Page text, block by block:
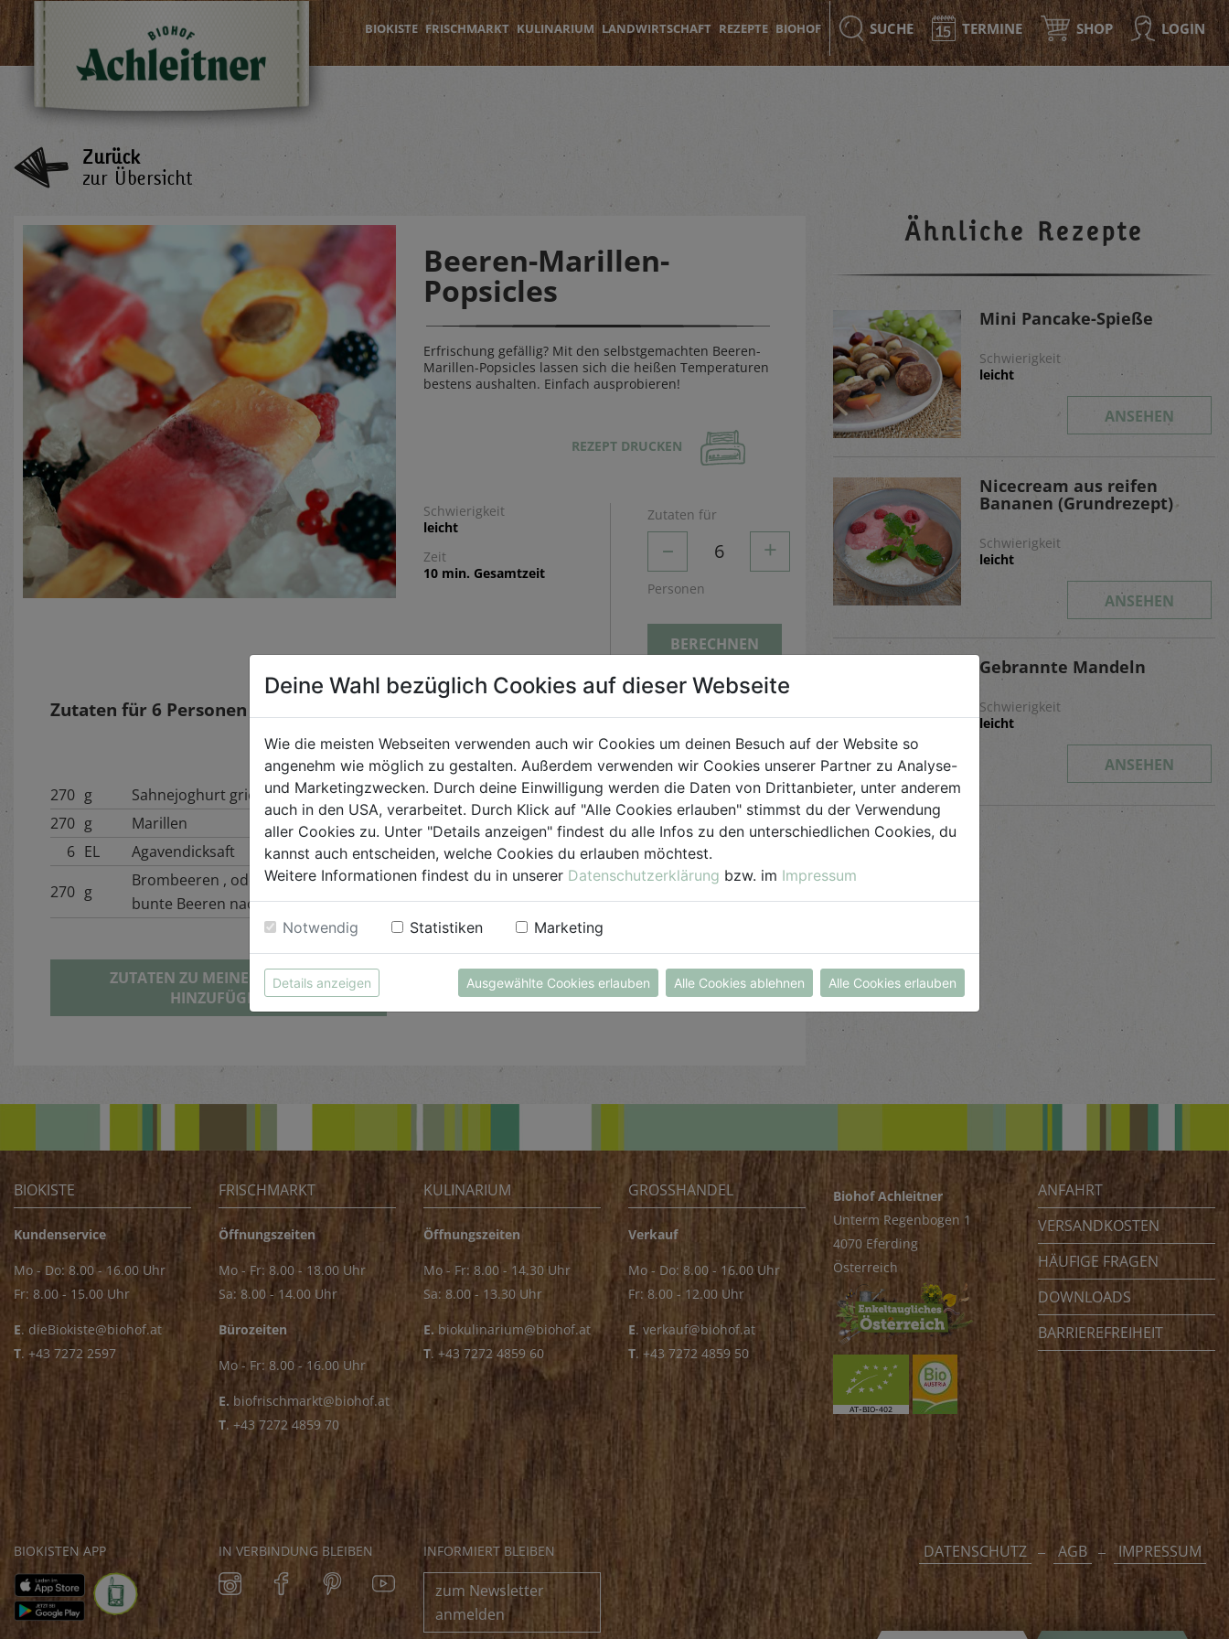
BIOKISTE FRISCHMARKT KULINARIUM LANDWIRTSCHAFT REZEPTE BIOHOF SUCHE TERMINE SHOP LOGIN
Zurück
zur Übersicht
Beeren-Marillen-
Popsicles
Erfrischung gefällig? Mit den selbstgemachten Beeren-
Marillen-Popsicles lassen sich die heißen Temperaturen
bestens aushalten. Einfach ausprobieren!
REZEPT DRUCKEN
Schwierigkeit
leicht
Zeit
10 min. Gesamtzeit
Zutaten für
– 6 +
Personen
BERECHNEN
Zutaten für 6 Personen
270 g
Sahnejoghurt griechischer Art
270 g
Marillen
6 EL
Agavendicksaft
270 g
Brombeeren , oder andere
bunte Beeren nach Wahl
ZUTATEN ZU MEINER BIOKISTE
HINZUFÜGEN
Zubereitung
Marillen mit Hälfte des Joghurt pürieren und mit
Agavendicksaft abschmecken. Beeren ebenfalls
pürieren. 2/3 des Beerenpürees mit dem übrigen
Joghurt vermischen und nach Belieben süßen.
Marillenjoghurt, Beerenjoghurt und Beerenpüree
besser über Nacht, ins Gefrierfach geben. Zum
Wasser halten.
Ähnliche Rezepte
Mini Pancake-Spieße
Schwierigkeit
leicht
ANSEHEN
Nicecream aus reifen
Bananen (Grundrezept)
Schwierigkeit
leicht
ANSEHEN
Gebrannte Mandeln
Schwierigkeit
leicht
ANSEHEN
BIOKISTE
Kundenservice
Mo - Do: 8.00 - 16.00 Uhr
Fr: 8.00 - 15.00 Uhr
E. dieBiokiste@biohof.at
T. +43 7272 2597
FRISCHMARKT
Öffnungszeiten
Mo - Fr: 8.00 - 18.00 Uhr
Sa: 8.00 - 14.00 Uhr
Bürozeiten
Mo - Fr: 8.00 - 16.00 Uhr
E. biofrischmarkt@biohof.at
T. +43 7272 4859 70
KULINARIUM
Öffnungszeiten
Mo - Fr: 8.00 - 14.30 Uhr
Sa: 8.00 - 13.30 Uhr
E. biokulinarium@biohof.at
T. +43 7272 4859 60
GROSSHANDEL
Verkauf
Mo - Do: 8.00 - 16.00 Uhr
Fr: 8.00 - 12.00 Uhr
E. verkauf@biohof.at
T. +43 7272 4859 50
Biohof Achleitner
Unterm Regenbogen 1
4070 Eferding
Österreich
ANFAHRT
VERSANDKOSTEN
HÄUFIGE FRAGEN
DOWNLOADS
BARRIEREFREIHEIT
BIOKISTEN APP IN VERBINDUNG BLEIBEN INFORMIERT BLEIBEN
zum Newsletter
anmelden
DATENSCHUTZ AGB IMPRESSUM
Deine Wahl bezüglich Cookies auf dieser Webseite
Wie die meisten Webseiten verwenden auch wir Cookies um deinen Besuch auf der Website so
angenehm wie möglich zu gestalten. Außerdem verwenden wir Cookies unserer Partner zu Analyse-
und Marketingzwecken. Durch deine Einwilligung werden die Daten von Drittanbieter, unter anderem
auch in den USA, verarbeitet. Durch Klick auf "Alle Cookies erlauben" stimmst du der Verwendung
aller Cookies zu. Unter "Details anzeigen" findest du alle Infos zu den unterschiedlichen Cookies, du
kannst auch entscheiden, welche Cookies du erlauben möchtest.
Weitere Informationen findest du in unserer Datenschutzerklärung bzw. im Impressum
Notwendig Statistiken Marketing
Details anzeigen Ausgewählte Cookies erlauben Alle Cookies ablehnen Alle Cookies erlauben